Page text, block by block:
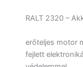
RALT 2320 –
erőteljes motor
fejlett